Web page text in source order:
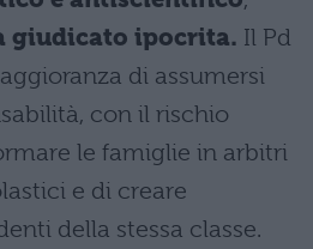
giudicato ipocrita. Il Pd
di assumersi
con il rischio
le famiglie in arbitri
e di creare
della stessa classe.